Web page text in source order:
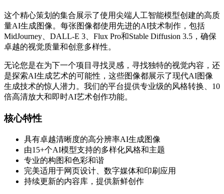
这个精心策划的集合展示了使用尖端人工智能模型创建的高质
量AI生成图像。每张图像都使用先进的AI技术制作，包括
MidJourney、DALL-E 3、Flux Pro和Stable Diffusion 3.5，确保
卓越的视觉质量和创意多样性。
无论您是在为下一个项目寻找灵感，寻找独特的视觉内容，还
是探索AI生成艺术的可能性，这些图像都展示了现代AI图像
生成技术的惊人潜力。我们的平台提供专业级的风格转换、10
倍高清放大和即时AI艺术创作功能。
核心特性
具有卓越清晰度的高分辨率AI生成图像
由15+个AI模型支持的多样化风格和主题
专业的构图和色彩和谐
完美适用于网页设计、数字媒体和印刷应用
持续更新的内容库，提供新鲜创作